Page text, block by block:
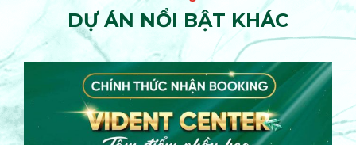
DỰ ÁN NỔI BẬT KHÁC